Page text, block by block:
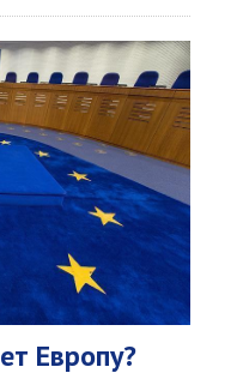
Европу?